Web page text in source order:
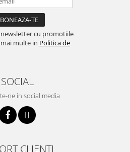
si
cu promotiile
multe in Politica de
SOCIAL
ne in social media
CLIENTI